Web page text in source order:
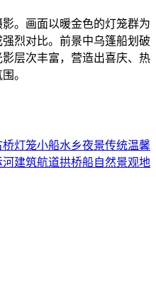
。画面以暖金色的灯笼群为
烈对比。前景中乌篷船划破
层次丰富，营造出喜庆、热
。
桥灯笼小船水乡夜景传统温馨
河建筑航道拱桥船自然景观地